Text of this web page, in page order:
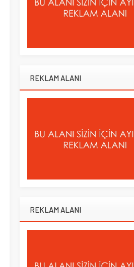
REKLAM ALANI
REKLAM ALANI